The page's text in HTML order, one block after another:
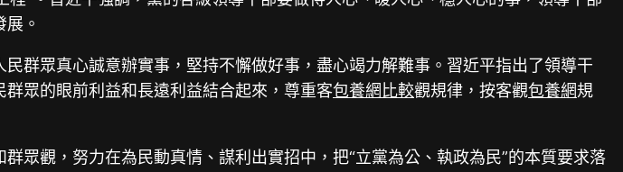
。
群眾真心誠意辦實事，堅持不懈做好事，盡心竭力解難事。習近平指出了領導干
眾的眼前利益和長遠利益結合起來，尊重客包養網比較觀規律，按客觀包養網規
群眾觀，努力在為民動真情、謀利出實招中，把“立黨為公、執政為民”的本質要求落